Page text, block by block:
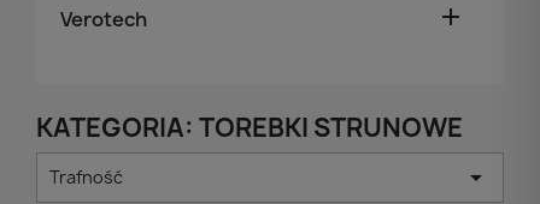
Verotech 
KATEGORIA: TOREBKI STRUNOWE
Trafność 